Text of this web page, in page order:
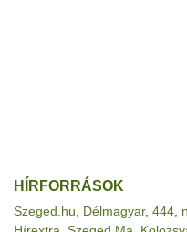
HÍRFORRÁSOK
Szeged.hu Délmagyar, 444